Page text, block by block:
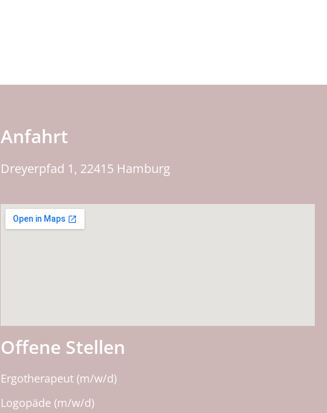
Anfahrt
Dreyerpfad 1, 22415 Hamburg
Offene Stellen
Ergotherapeut (m/w/d)
Logopäde (m/w/d)